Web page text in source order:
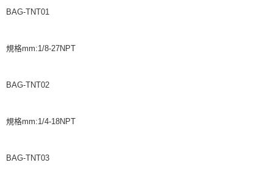
7-11取貨付款
付款後7-11取貨
BAG-TNT01
規格mm:1/8-27NPT
BAG-TNT02
規格mm:1/4-18NPT
BAG-TNT03